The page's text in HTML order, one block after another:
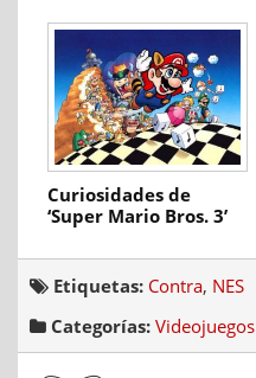
Curiosidades de
‘Super Mario Bros. 3’
Etiquetas: Contra, NES
Categorías: Videojuegos